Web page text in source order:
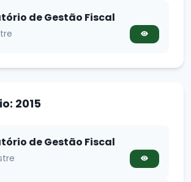
de Gestão Fiscal
2015
de Gestão Fiscal